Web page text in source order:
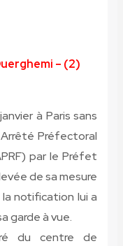
– (2)
à Paris sans
Préfectoral
par le Préfet
de sa mesure
notification lui a
garde à vue.
du centre de